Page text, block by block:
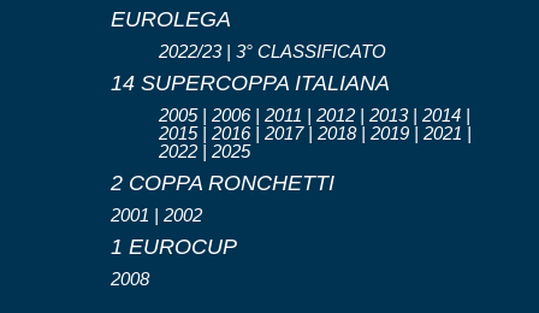
EUROLEGA
2022/23 | 3° CLASSIFICATO
14 SUPERCOPPA ITALIANA
2005 | 2006 | 2011 | 2012 | 2013 | 2014 |
2015 | 2016 | 2017 | 2018 | 2019 | 2021 |
2022 | 2025
2 COPPA RONCHETTI
2001 | 2002
1 EUROCUP
2008